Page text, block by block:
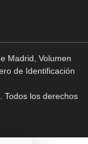
Madrid, Volumen
de Identificación
Todos los derechos